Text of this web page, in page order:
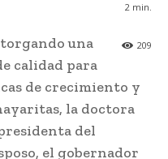
2 min.
209
una
calidad para
de crecimiento y
la doctora
del
el gobernador